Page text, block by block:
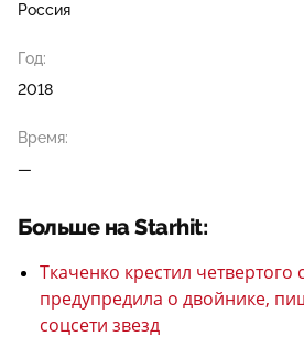
Россия
Год:
2018
Время:
—
Больше на Starhit:
Ткаченко крестил
предупредила о двойнике,
соцсети звезд